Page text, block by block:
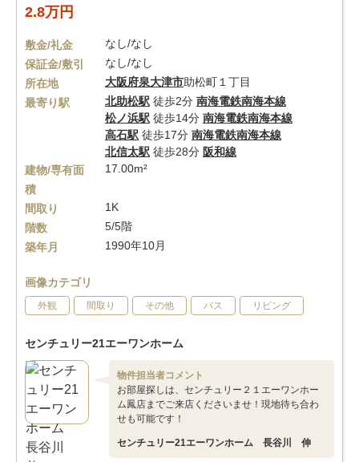
2.8万円
敷金/礼金
なし/なし
保証金/敷引
なし/なし
所在地
大阪府泉大津市助松町１丁目
最寄り駅
北助松駅 徒歩2分 南海電鉄南海本線
松ノ浜駅 徒歩14分 南海電鉄南海本線
高石駅 徒歩17分 南海電鉄南海本線
北信太駅 徒歩28分 阪和線
建物/専有面
積
17.00m²
間取り
1K
階数
5/5階
築年月
1990年10月
画像カテゴリ
外観 間取り その他 バス リビング
センチュリー21エーワンホーム
物件担当者コメント
お部屋探しは、センチュリー２１エーワンホー
ム鳳店までご来店くださいませ！現地待ち合わ
せも可能です！
センチュリー21エーワンホーム 長谷川 伸